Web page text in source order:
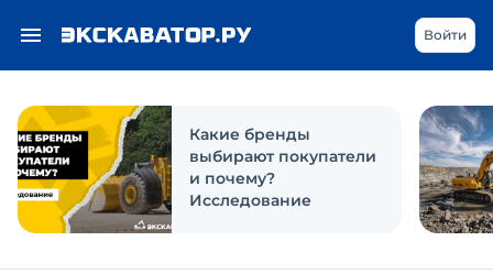
Войти
Какие бренды
выбирают покупатели
и почему?
Исследование